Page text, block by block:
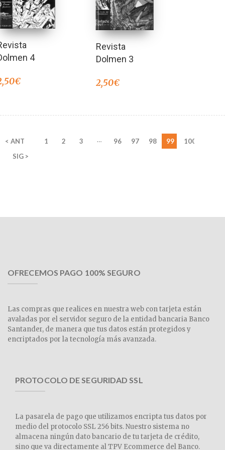
4
€
Revista
Dolmen 3
2,50€
< ANT 1 2 3 … 96 97 98 99
100
SIG >
OFRECEMOS PAGO 100% SEGURO
Las compras que realices en nuestra web con tarjeta están
avaladas por el servidor seguro de la entidad bancaria Banco
Santander, de manera que tus datos están protegidos y
encriptados por la tecnología más avanzada.
PROTOCOLO DE SEGURIDAD SSL
La pasarela de pago que utilizamos encripta tus datos por
medio del protocolo SSL 256 bits. Nuestro sistema no
almacena ningún dato bancario de tu tarjeta de crédito,
sino que va directamente al TPV Ecommerce del Banco.